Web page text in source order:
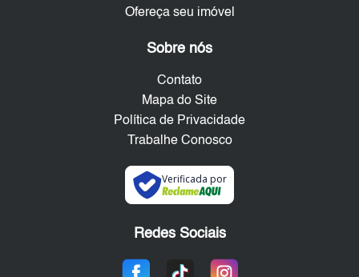
Ofereça seu imóvel
Sobre nós
Contato
Mapa do Site
Política de Privacidade
Trabalhe Conosco
Verificada por
Redes Sociais